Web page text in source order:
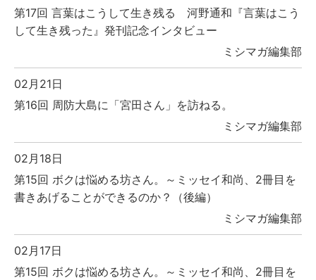
第17回 言葉はこうして生き残る 河野通和『言葉はこう
して生き残った』発刊記念インタビュー
ミシマガ編集部
02月21日
第16回 周防大島に「宮田さん」を訪ねる。
ミシマガ編集部
02月18日
第15回 ボクは悩める坊さん。～ミッセイ和尚、2冊目を
書きあげることができるのか？（後編）
ミシマガ編集部
02月17日
第15回 ボクは悩める坊さん。～ミッセイ和尚、2冊目を